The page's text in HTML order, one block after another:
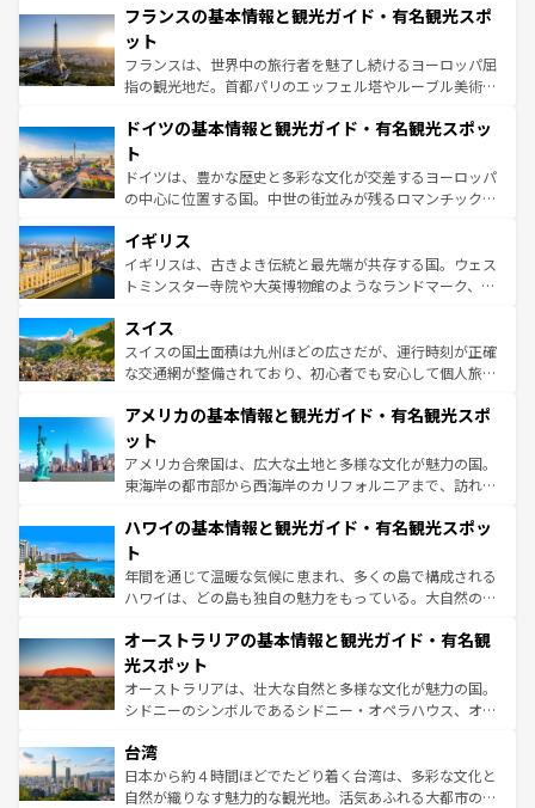
なお、新着のイタリア情報はコンテンツ一覧を参照してほ
しい。
文化が根付くこの国では、情熱的なフラメンコ、熱気あふ
れる闘牛、そして美味しいタパスが生活の一部となってい
る。首都マドリードの洗練された雰囲気や、バルセロナの
アートに溢れた街角から、地方では古代ローマ遺跡や中世
せる。地方によって風土や気候が異なるスペインはその個
ンテンツ一覧 を参照してほしい。
フランスの基本情報と観光ガイド・有名観光スポ
ット
フランスは、世界中の旅行者を魅了し続けるヨーロッパ屈
指の観光地だ。首都パリのエッフェル塔やルーブル美術館
で、幅広い魅力が詰まっている。華麗な宮殿、歴史的な大
聖堂、美しいビーチ、そして豊かな自然が、訪れる者を心
から魅了する。また、フランスは美食の国としても知ら
れ、フランス料理はユネスコ無形文化遺産にも登録されて
香り高いラベンダー畑など、多彩な楽しみ方が可能だ。さ
らに、パリ以外の地域にも魅力が溢れており、どの街角に
も豊かな歴史と文化が息づいている。パリ以外の個性あふ
を参照してほしい。
ドイツの基本情報と観光ガイド・有名観光スポッ
ト
ドイツは、豊かな歴史と多彩な文化が交差するヨーロッパ
の中心に位置する国。中世の街並みが残るロマンチック街
顔を持つこの国は、どこを歩いても飽きることがない。ベ
ルリンの文化的活気、バイエルン州のアルプスの絶景、そ
してライン川沿いのワイン畑といった風景は必見。ビール
は、お酒好きな人にはぜひ体験してほしい。 なお、新着の
ドイツ情報はコンテンツ一覧を参照してほしい。
イギリス
イギリスは、古きよき伝統と最先端が共存する国。ウェス
トミンスター寺院や大英博物館のようなランドマーク、歴
リアごとに異なる魅力がある。また、優雅なアフタヌーン
ティー、ビール好きにはたまらない英国パブ、サッカー観
戦など、本場だからこそできる体験も豊富。イギリスを旅
ンツ一覧を参照してほしい。
スイス
スイスの国土面積は九州ほどの広さだが、運行時刻が正確
な交通網が整備されており、初心者でも安心して個人旅行
の建物がそのまま残る町や、スイスならではのユニークな
博物館もあり、アルプス観光だけでなく町歩きも満喫する
ことができる。国民の所得が高いため物価も高いが、旅行
者向けの交通パス提供のサービスもあり、うまく活用すれ
着のスイス情報はコンテンツ一覧を参照してほしい。
アメリカの基本情報と観光ガイド・有名観光スポ
ット
アメリカ合衆国は、広大な土地と多様な文化が魅力の国。
東海岸の都市部から西海岸のカリフォルニアまで、訪れる
のような巨大都市は、観光、ショッピング、エンターテイ
ンメントが詰まった刺激的なスポットだ。一方、アメリカ
西部には大自然が広がり、グランドキャニオンやイエロー
ストーン国立公園といった絶景が堪能できる。さらに、南
文化が魅力。旅行者はアメリカの各地域で異なる魅力を楽
しみながら、その多様性と豊かな歴史を感じることができ
るだろう。車でのロードトリップや列車の旅も、アメリカ
ならではの贅沢な旅のスタイルだ。 なお、新着のアメリカ
情報は コンテンツ一覧 を参照してほしい。
ハワイの基本情報と観光ガイド・有名観光スポッ
ト
年間を通じて温暖な気候に恵まれ、多くの島で構成される
ハワイは、どの島も独自の魅力をもっている。大自然の神
ワイ島は見逃せない。また、定番の観光地といえばオアフ
島だが、静かな自然を求めるならマウイ島やカウアイ島が
おすすめ。エメラルドグリーンに輝く海をはじめ、豊かな
文化や歴史が息づいている。「アロハスピリット」と呼ば
人々、おいしいローカルフードやハワイアンミュージッ
ク、伝統的なフラダンスなど、すべてがハワイの魅力を彩
っている。訪れるたびに新しい発見と感動が待っているハ
オーストラリアの基本情報と観光ガイド・有名観
光スポット
オーストラリアは、壮大な自然と多様な文化が魅力の国。
シドニーのシンボルであるシドニー・オペラハウス、オー
リアリーフや大陸中央部にそびえるウルル（エアーズロッ
ク）、タスマニアの美しい原生林やケアンズの熱帯雨林な
ど、見どころがたくさん。また、カフェやワイン、オージ
台湾
日本から約４時間ほどでたどり着く台湾は、多彩な文化と
自然が織りなす魅力的な観光地。活気あふれる大都市の台